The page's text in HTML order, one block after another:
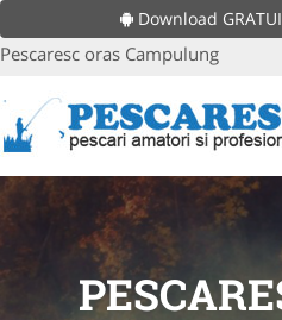
Download
Pescaresc oras Campulung